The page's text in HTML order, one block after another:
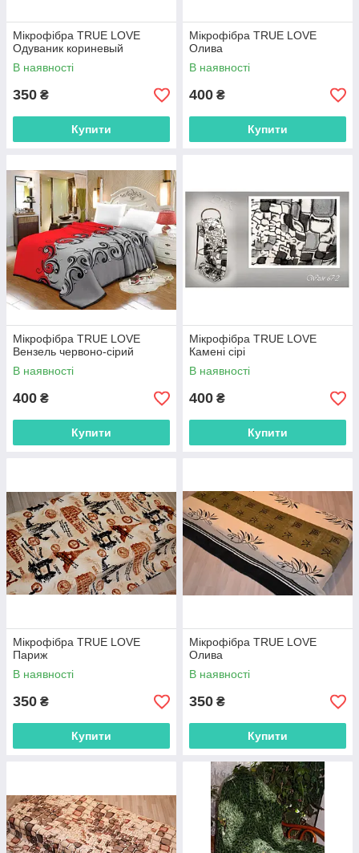
Мікрофібра TRUE LOVE
Одуваник кориневый
В наявності
350 ₴
Купити
Мікрофібра TRUE LOVE
Олива
В наявності
400 ₴
Купити
Мікрофібра TRUE LOVE
Вензель червоно-сірий
В наявності
400 ₴
Купити
Мікрофібра TRUE LOVE
Камені сірі
В наявності
400 ₴
Купити
Мікрофібра TRUE LOVE
Париж
В наявності
350 ₴
Купити
Мікрофібра TRUE LOVE
Олива
В наявності
350 ₴
Купити